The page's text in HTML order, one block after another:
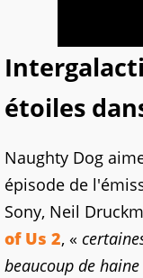
étoiles
Naughty Dog
épisode de
Sony, Neil
of Us 2, «
beaucoup de haine